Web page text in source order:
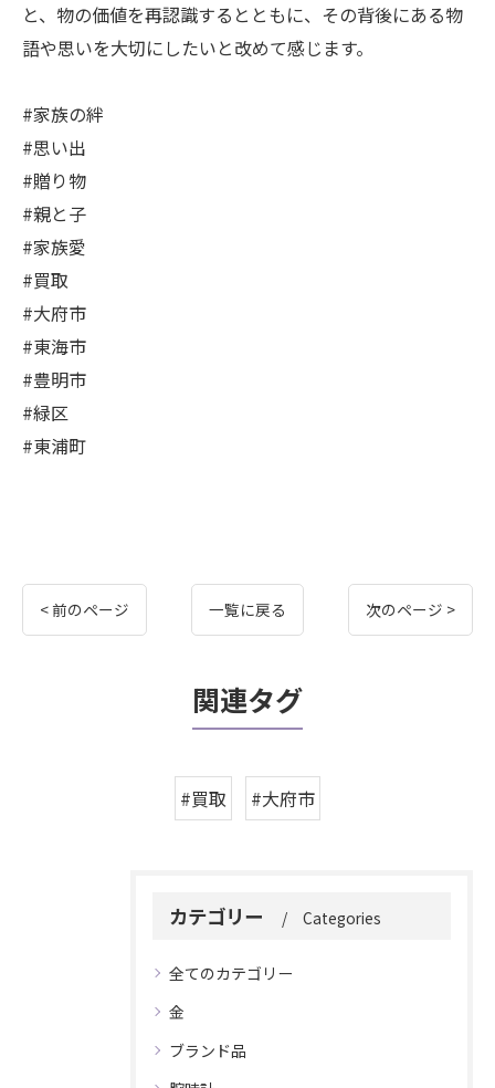
と、物の価値を再認識するとともに、その背後にある物
語や思いを大切にしたいと改めて感じます。
#家族の絆
#思い出
#贈り物
#親と子
#家族愛
#買取
#大府市
#東海市
#豊明市
#緑区
#東浦町
< 前のページ 一覧に戻る 次のページ >
関連タグ
#買取 #大府市
カテゴリー Categories
全てのカテゴリー
金
ブランド品